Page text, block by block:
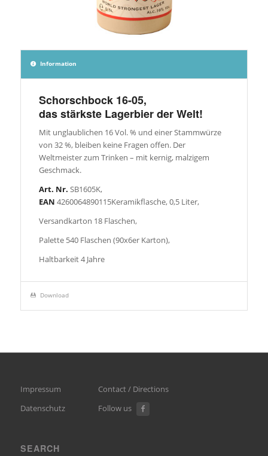
Information
Schorschbock 16-05,
das stärkste Lagerbier der Welt!
Mit unglaublichen 16 Vol. % und einer Stammwürze
von 32 %, bleiben keine Fragen offen. Der
Weltmeister zum Trinken – mit kernig, malzigem
Geschmack.
Art. Nr. SB1605K,
EAN 4260064890115Keramikflasche, 0,5 Liter,
Versandkarton 18 Flaschen,
Palette 540 Flaschen (90x6er Karton),
Haltbarkeit 4 Jahre
Download
Impressum
Datenschutz
Contact / Directions
Follow us
SEARCH